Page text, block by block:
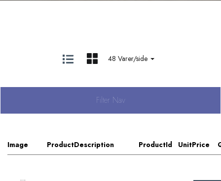
48 Varer/side
Filter Nav
Image ProductDescription ProductId UnitPrice